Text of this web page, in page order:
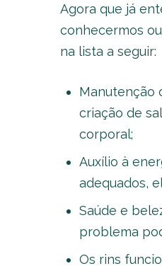
Agora que já
conhecermos
na lista a seguir:
Manutenção
criação de
corporal;
Auxílio à
adequados,
Saúde e
problema
Os rins